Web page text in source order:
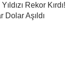
Rekor Kırdı!
Dolar Aşıldı